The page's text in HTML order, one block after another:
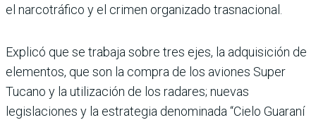
el narcotráfico y el crimen organizado trasna­cional.
Explicó que se trabaja sobre tres ejes, la adquisición de
ele­mentos, que son la compra de los aviones Super
Tucano y la utilización de los rada­res; nuevas
legislaciones y la estrategia denominada “Cielo Guaraní